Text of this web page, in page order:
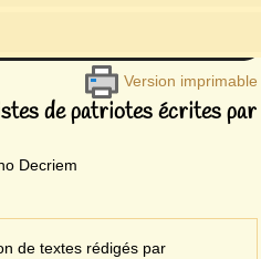
Version imprimable
de patriotes écrites par
Decriem
de textes rédigés par